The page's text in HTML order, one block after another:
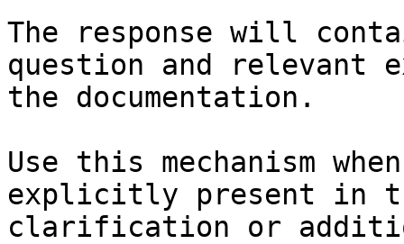
The response will
question and relevant
the documentation.
Use this mechanism
explicitly present in
clarification or